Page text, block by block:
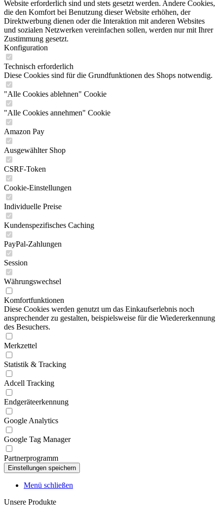
Website erforderlich sind und stets gesetzt werden. Andere Cookies,
die den Komfort bei Benutzung dieser Website erhöhen, der
Direktwerbung dienen oder die Interaktion mit anderen Websites
und sozialen Netzwerken vereinfachen sollen, werden nur mit Ihrer
Zustimmung gesetzt.
Konfiguration
Technisch erforderlich
Diese Cookies sind für die Grundfunktionen des Shops notwendig.
"Alle Cookies ablehnen" Cookie
"Alle Cookies annehmen" Cookie
Amazon Pay
Ausgewählter Shop
CSRF-Token
Cookie-Einstellungen
Individuelle Preise
Kundenspezifisches Caching
PayPal-Zahlungen
Session
Währungswechsel
Komfortfunktionen
Diese Cookies werden genutzt um das Einkaufserlebnis noch
ansprechender zu gestalten, beispielsweise für die Wiedererkennung
des Besuchers.
Merkzettel
Statistik & Tracking
Adcell Tracking
Endgeräteerkennung
Google Analytics
Google Tag Manager
Partnerprogramm
Menü schließen
Unsere Produkte